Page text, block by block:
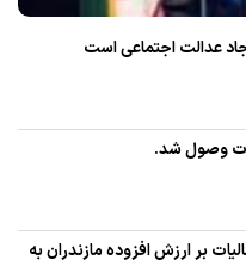
عدالت اجتماعی است
بر ارزش افزوده مازندران به